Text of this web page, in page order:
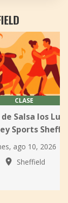
CLASE
Salsa los
Sports
ago 10, 2026
Sheffield